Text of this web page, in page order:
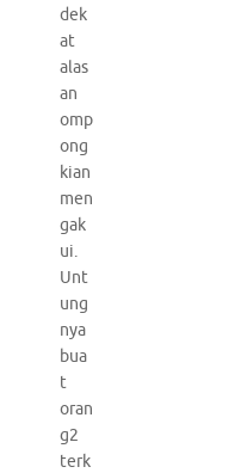
dek
at
alas
an
omp
ong
kian
men
gak
ui.
Unt
ung
nya
bua
t
oran
g2
terk